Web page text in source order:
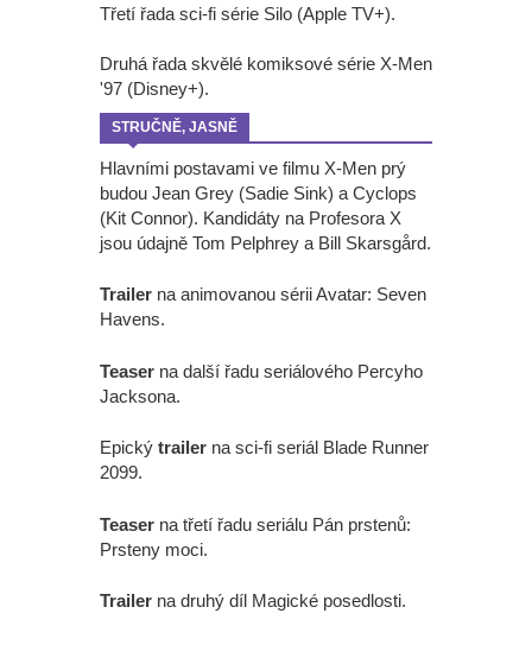
Třetí řada sci-fi série Silo (Apple TV+).
Druhá řada skvělé komiksové série X-Men
'97 (Disney+).
STRUČNĚ, JASNĚ
Hlavními postavami ve filmu X-Men prý
budou Jean Grey (Sadie Sink) a Cyclops
(Kit Connor). Kandidáty na Profesora X
jsou údajně Tom Pelphrey a Bill Skarsgård.
Trailer na animovanou sérii Avatar: Seven
Havens.
Teaser na další řadu seriálového Percyho
Jacksona.
Epický trailer na sci-fi seriál Blade Runner
2099.
Teaser na třetí řadu seriálu Pán prstenů:
Prsteny moci.
Trailer na druhý díl Magické posedlosti.